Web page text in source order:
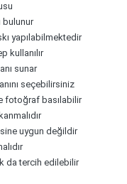
bulunur
yapılabilmektedir
kullanılır
sunar
seçebilirsiniz
fotoğraf basılabilir
uygun değildir
da tercih edilebilir